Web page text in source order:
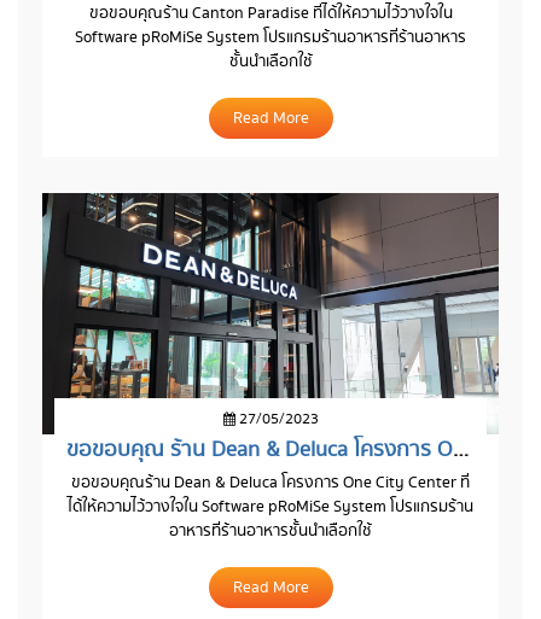
ขอขอบคุณร้าน Canton Paradise ที่ได้ให้ความไว้วางใจใน
Software pRoMiSe System โปรแกรมร้านอาหารที่ร้านอาหาร
ชั้นนำเลือกใช้
Read More
27/05/2023
ขอขอบคุณ ร้าน Dean & Deluca โครงการ One City Center
ขอขอบคุณร้าน Dean & Deluca โครงการ One City Center ที่
ได้ให้ความไว้วางใจใน Software pRoMiSe System โปรแกรมร้าน
อาหารที่ร้านอาหารชั้นนำเลือกใช้
Read More